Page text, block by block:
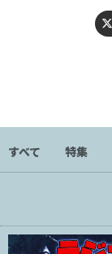
すべて 特集